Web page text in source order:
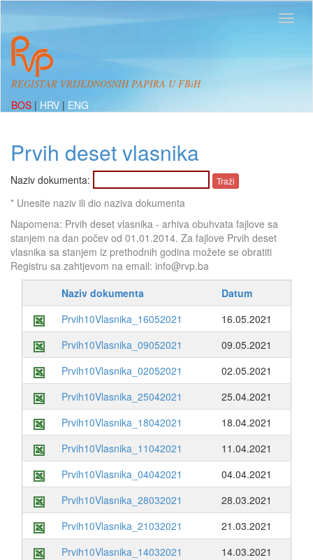
REGISTAR VRIJEDNOSNIH PAPIRA U FBiH
BOS | HRV | ENG
Prvih deset vlasnika
Naziv dokumenta:
* Unesite naziv ili dio naziva dokumenta
Napomena: Prvih deset vlasnika - arhiva obuhvata fajlove sa
stanjem na dan počev od 01.01.2014. Za fajlove Prvih deset
vlasnika sa stanjem iz prethodnih godina možete se obratiti
Registru sa zahtjevom na email: info@rvp.ba
Naziv dokumenta
Datum
Prvih10Vlasnika_16052021
16.05.2021
Prvih10Vlasnika_09052021
09.05.2021
Prvih10Vlasnika_02052021
02.05.2021
Prvih10Vlasnika_25042021
25.04.2021
Prvih10Vlasnika_18042021
18.04.2021
Prvih10Vlasnika_11042021
11.04.2021
Prvih10Vlasnika_04042021
04.04.2021
Prvih10Vlasnika_28032021
28.03.2021
Prvih10Vlasnika_21032021
21.03.2021
Prvih10Vlasnika_14032021
14.03.2021